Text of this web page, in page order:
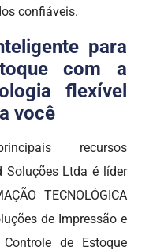
confiáveis.
para
com a
flexível
você
recursos
Soluções Ltda é líder
TECNOLÓGICA
de Impressão e
de Estoque